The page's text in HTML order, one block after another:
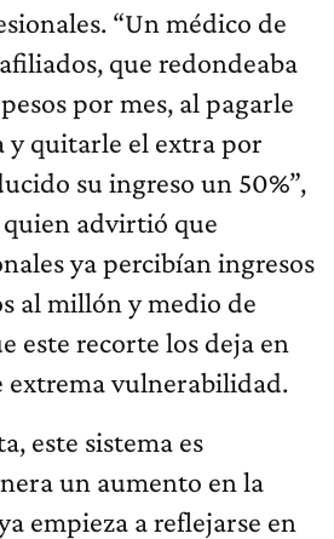
“Un médico de
que redondeaba
por mes, al pagarle
y quitarle el extra por
su ingreso un 50%”,
advirtió que
ya percibían ingresos
al millón y medio de
este recorte los deja en
extrema vulnerabilidad.
este sistema es
un aumento en la
empieza a reflejarse en